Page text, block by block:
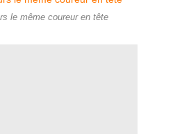
le même coureur en tête